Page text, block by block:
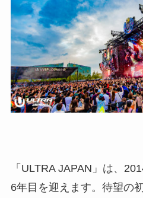
「ULTRA JAPAN」は、
6年目を迎えます。待望の